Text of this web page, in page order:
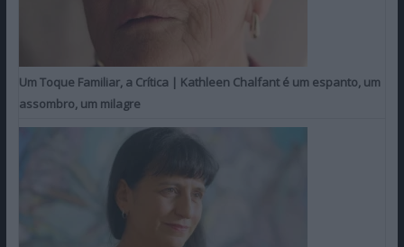
Um Toque Familiar, a Crítica | Kathleen Chalfant é um espanto, um
assombro, um milagre